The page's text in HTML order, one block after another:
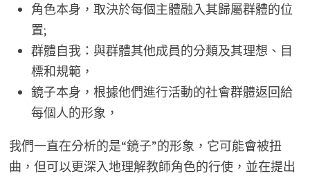
角色本身，取決於每個主體融入其歸屬群體的位
置;
群體自我：與群體其他成員的分類及其理想、目
標和規範，
鏡子本身，根據他們進行活動的社會群體返回給
每個人的形象，
我們一直在分析的是“鏡子”的形象，它可能會被扭
曲，但可以更深入地理解教師角色的行使，並在提出